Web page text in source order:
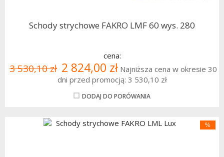
Schody strychowe FAKRO LMF 60 wys. 280
cena:
3 530,10 zł 2 824,00 zł Najniższa cena w okresie 30
dni przed promocją: 3 530,10 zł
DODAJ DO PORÓWANIA
%